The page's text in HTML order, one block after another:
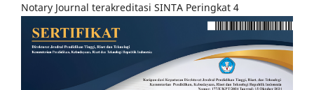
Notary Journal terakreditasi SINTA Peringkat 4